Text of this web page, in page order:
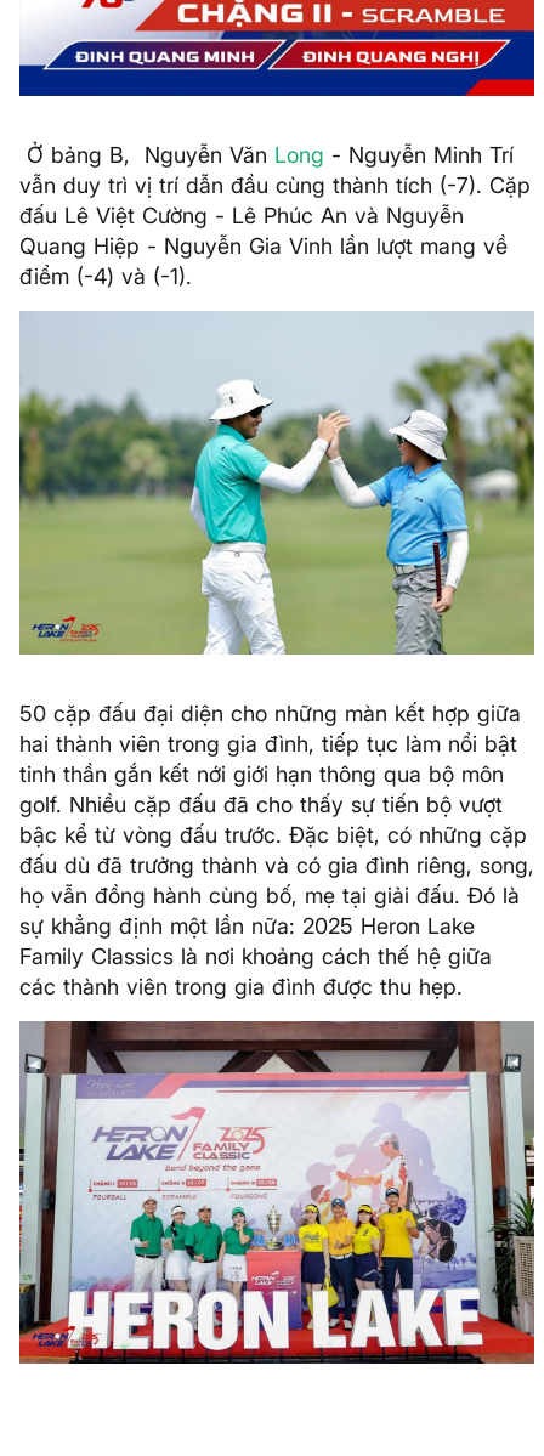
Ở bảng B, Nguyễn Văn Long - Nguyễn Minh Trí
vẫn duy trì vị trí dẫn đầu cùng thành tích (-7). Cặp
đấu Lê Việt Cường - Lê Phúc An và Nguyễn
Quang Hiệp - Nguyễn Gia Vinh lần lượt mang về
điểm (-4) và (-1).
50 cặp đấu đại diện cho những màn kết hợp giữa
hai thành viên trong gia đình, tiếp tục làm nổi bật
tinh thần gắn kết nới giới hạn thông qua bộ môn
golf. Nhiều cặp đấu đã cho thấy sự tiến bộ vượt
bậc kể từ vòng đấu trước. Đặc biệt, có những cặp
đấu dù đã trưởng thành và có gia đình riêng, song,
họ vẫn đồng hành cùng bố, mẹ tại giải đấu. Đó là
sự khẳng định một lần nữa: 2025 Heron Lake
Family Classics là nơi khoảng cách thế hệ giữa
các thành viên trong gia đình được thu hẹp.